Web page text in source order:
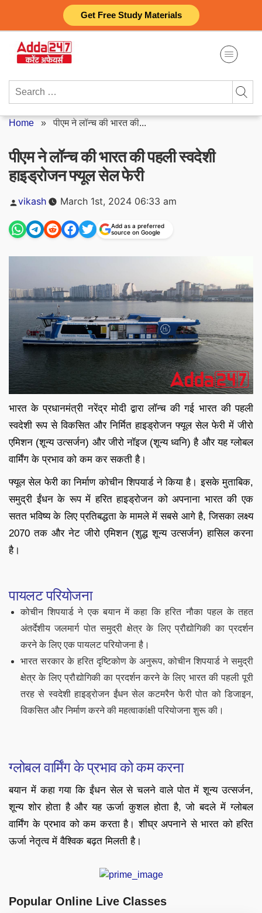
Get Free Study Materials
content
Search
Home »पीएम ने लॉन्च की भारत की...
पीएम ने लॉन्च की भारत की पहली स्वदेशी
हाइड्रोजन फ्यूल सेल फेरी
Posted
vikash March 1st, 2024 06:33 am
Add as a preferred
source on Google
भारत के प्रधानमंत्री नरेंद्र मोदी द्वारा लॉन्च की गई भारत की पहली
स्वदेशी रूप से विकसित और निर्मित हाइड्रोजन फ्यूल सेल फेरी में जीरो
एमिशन (शून्य उत्सर्जन) और जीरो नॉइज (शून्य ध्वनि) है और यह ग्लोबल
वार्मिंग के प्रभाव को कम कर सकती है।
फ्यूल सेल फेरी का निर्माण कोचीन शिपयार्ड ने किया है। इसके मुताबिक,
समुद्री ईंधन के रूप में हरित हाइड्रोजन को अपनाना भारत की एक
सतत भविष्य के लिए प्रतिबद्धता के मामले में सबसे आगे है, जिसका लक्ष्य
2070 तक और नेट जीरो एमिशन (शुद्ध शून्य उत्सर्जन) हासिल करना
है।
पायलट परियोजना
कोचीन शिपयार्ड ने एक बयान में कहा कि हरित नौका पहल के तहत
अंतर्देशीय जलमार्ग पोत समुद्री क्षेत्र के लिए प्रौद्योगिकी का प्रदर्शन
करने के लिए एक पायलट परियोजना है।
भारत सरकार के हरित दृष्टिकोण के अनुरूप, कोचीन शिपयार्ड ने समुद्री
क्षेत्र के लिए प्रौद्योगिकी का प्रदर्शन करने के लिए भारत की पहली पूरी
तरह से स्वदेशी हाइड्रोजन ईंधन सेल कटमरैन फेरी पोत को डिजाइन,
विकसित और निर्माण करने की महत्वाकांक्षी परियोजना शुरू की।
ग्लोबल वार्मिंग के प्रभाव को कम करना
बयान में कहा गया कि ईंधन सेल से चलने वाले पोत में शून्य उत्सर्जन,
शून्य शोर होता है और यह ऊर्जा कुशल होता है, जो बदले में ग्लोबल
वार्मिंग के प्रभाव को कम करता है। शीघ्र अपनाने से भारत को हरित
ऊर्जा नेतृत्व में वैश्विक बढ़त मिलती है।
Popular Online Live Classes